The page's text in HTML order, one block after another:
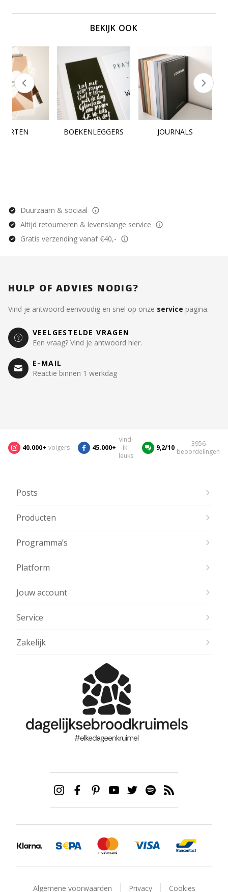
BEKIJK OOK
BOEKENLEGGERS JOURNALS
Duurzaam & sociaal
Altijd retourneren & levenslange service
Gratis verzending vanaf €40,-
HULP OF ADVIES NODIG?
Vind je antwoord eenvoudig en snel op onze service pagina.
VEELGESTELDE VRAGEN
Een vraag? Vind je antwoord hier.
E-MAIL
Reactie binnen 1 werkdag
40.000+ volgers 45.000+
vind-
ik-
leuks
9,2/10
3956
beoordelingen
Posts
Producten
Programma’s
Platform
Jouw account
Service
Zakelijk
Algemene voorwaarden Privacy Cookies